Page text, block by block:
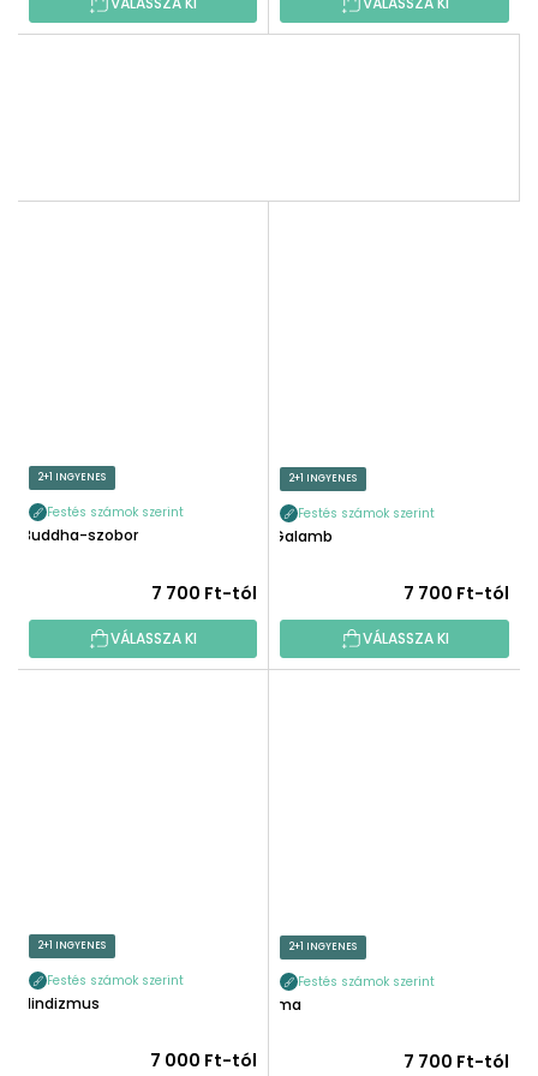
2+1 INGYENES
Festés számok szerint
Buddha-szobor
7 700 Ft-tól
VÁLASSZA KI
2+1 INGYENES
Festés számok szerint
Galamb
7 700 Ft-tól
VÁLASSZA KI
2+1 INGYENES
Festés számok szerint
Hindizmus
7 000 Ft-tól
2+1 INGYENES
Festés számok szerint
Ima
7 700 Ft-tól